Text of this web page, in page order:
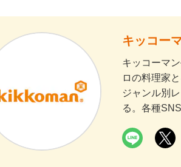
キッコー
キッコーマ
ロの料理家
ジャンル別
る。各種